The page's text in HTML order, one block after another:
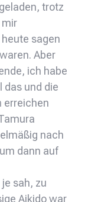
trotz
mir
sagen
Aber
ich habe
das und die
erreichen
nach
dann auf
sah, zu
Aikido war